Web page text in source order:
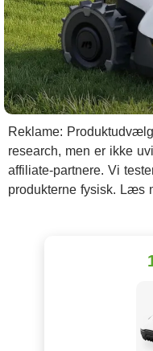
Reklame:
research, men er ikke
affiliate-partnere. Vi
produkterne fysisk. Læs